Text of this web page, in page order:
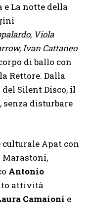
e La notte della
Viola
Ivan Cattaneo
di ballo con
Rettore. Dalla
Silent Disco, il
disturbare
culturale Apat con
Marastoni,
Antonio
attività
Camaioni e